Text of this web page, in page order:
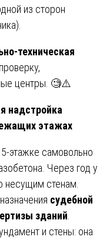
из сторон
техническая
центры. 🧐⚠️
надстройка
этажах
этажке самовольно
Через год у
несущим стенам.
судебной
зданий
и стены: она